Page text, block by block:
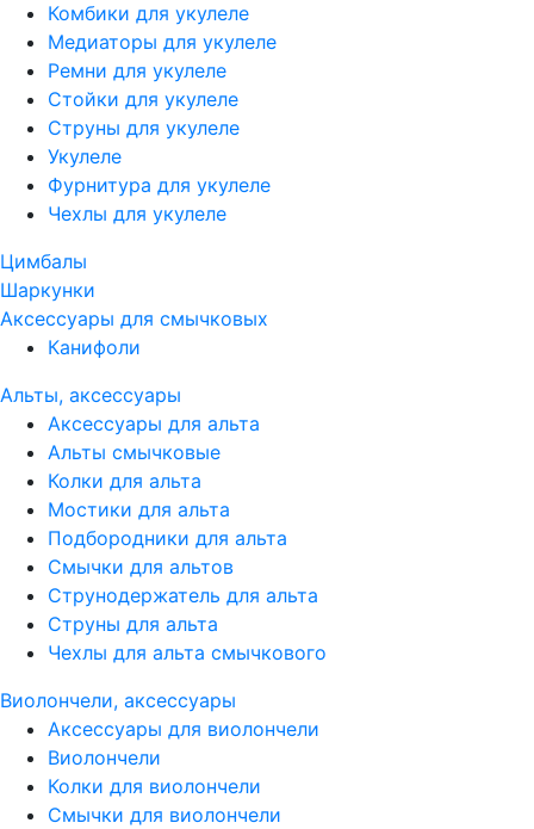
Комбики для укулеле
Медиаторы для укулеле
Ремни для укулеле
Стойки для укулеле
Струны для укулеле
Укулеле
Фурнитура для укулеле
Чехлы для укулеле
Цимбалы
Шаркунки
Аксессуары для смычковых
Канифоли
Альты, аксессуары
Аксессуары для альта
Альты смычковые
Колки для альта
Мостики для альта
Подбородники для альта
Смычки для альтов
Струнодержатель для альта
Струны для альта
Чехлы для альта смычкового
Виолончели, аксессуары
Аксессуары для виолончели
Виолончели
Колки для виолончели
Смычки для виолончели